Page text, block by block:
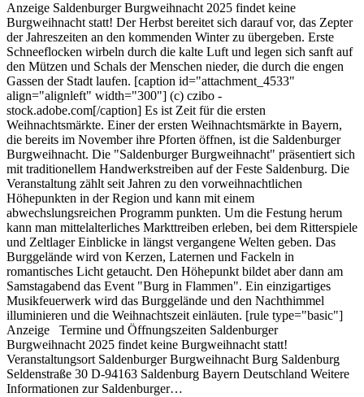
Anzeige Saldenburger Burgweihnacht 2025 findet keine
Burgweihnacht statt! Der Herbst bereitet sich darauf vor, das Zepter
der Jahreszeiten an den kommenden Winter zu übergeben. Erste
Schneeflocken wirbeln durch die kalte Luft und legen sich sanft auf
den Mützen und Schals der Menschen nieder, die durch die engen
Gassen der Stadt laufen. [caption id="attachment_4533"
align="alignleft" width="300"] (c) czibo -
stock.adobe.com[/caption] Es ist Zeit für die ersten
Weihnachtsmärkte. Einer der ersten Weihnachtsmärkte in Bayern,
die bereits im November ihre Pforten öffnen, ist die Saldenburger
Burgweihnacht. Die "Saldenburger Burgweihnacht" präsentiert sich
mit traditionellem Handwerkstreiben auf der Feste Saldenburg. Die
Veranstaltung zählt seit Jahren zu den vorweihnachtlichen
Höhepunkten in der Region und kann mit einem
abwechslungsreichen Programm punkten. Um die Festung herum
kann man mittelalterliches Markttreiben erleben, bei dem Ritterspiele
und Zeltlager Einblicke in längst vergangene Welten geben. Das
Burggelände wird von Kerzen, Laternen und Fackeln in
romantisches Licht getaucht. Den Höhepunkt bildet aber dann am
Samstagabend das Event "Burg in Flammen". Ein einzigartiges
Musikfeuerwerk wird das Burggelände und den Nachthimmel
illuminieren und die Weihnachtszeit einläuten. [rule type="basic"]
Anzeige Termine und Öffnungszeiten Saldenburger
Burgweihnacht 2025 findet keine Burgweihnacht statt!
Veranstaltungsort Saldenburger Burgweihnacht Burg Saldenburg
Seldenstraße 30 D-94163 Saldenburg Bayern Deutschland Weitere
Informationen zur Saldenburger…